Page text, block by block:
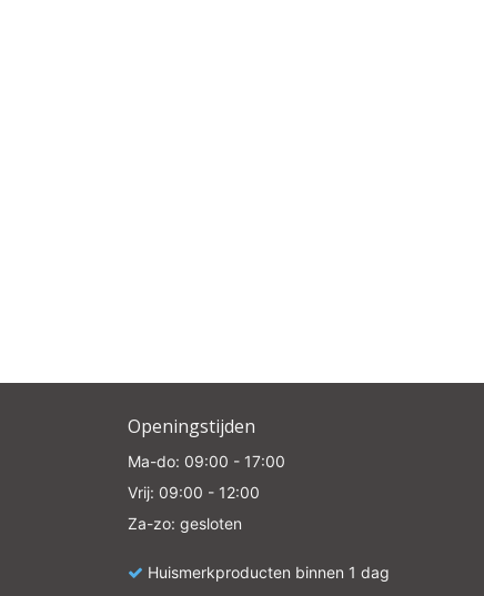
Openingstijden
Ma-do: 09:00 - 17:00
Vrij: 09:00 - 12:00
Za-zo: gesloten
Huismerkproducten binnen 1 dag